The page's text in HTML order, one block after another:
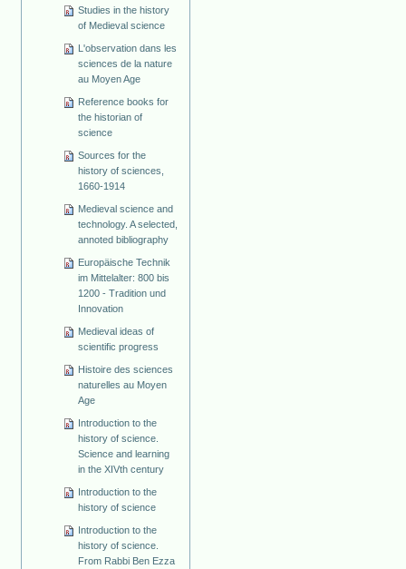
Studies in the history
of Medieval science
L'observation dans les
sciences de la nature
au Moyen Age
Reference books for
the historian of
science
Sources for the
history of sciences,
1660-1914
Medieval science and
technology. A selected,
annoted bibliography
Europäische Technik
im Mittelalter: 800 bis
1200 - Tradition und
Innovation
Medieval ideas of
scientific progress
Histoire des sciences
naturelles au Moyen
Age
Introduction to the
history of science.
Science and learning
in the XIVth century
Introduction to the
history of science
Introduction to the
history of science.
From Rabbi Ben Ezza